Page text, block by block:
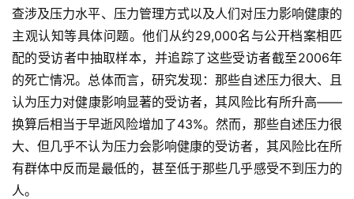
查涉及压力水平、压力管理方式以及人们对压力影响健康的
主观认知等具体问题。他们从约29,000名与公开档案相匹
配的受访者中抽取样本，并追踪了这些受访者截至2006年
的死亡情况。总体而言，研究发现：那些自述压力很大、且
认为压力对健康影响显著的受访者，其风险比有所升高——
换算后相当于早逝风险增加了43%。然而，那些自述压力很
大、但几乎不认为压力会影响健康的受访者，其风险比在所
有群体中反而是最低的，甚至低于那些几乎感受不到压力的
人。